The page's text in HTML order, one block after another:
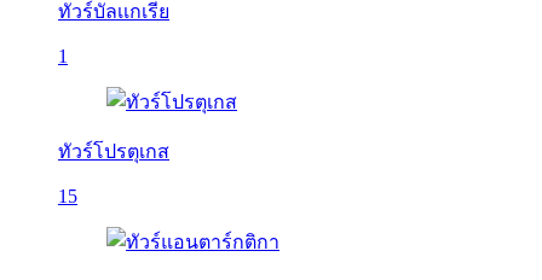
ทัวร์บัลเเกเรีย
1
ทัวร์โปรตุเกส
15